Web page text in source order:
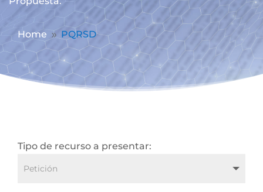
Home 9 PQRSD
Tipo de recurso a presentar: